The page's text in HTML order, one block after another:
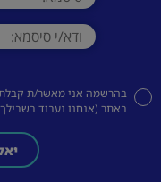
בהרשמה אני מאשר/ת קבלת
באתר (אנחנו נעבוד